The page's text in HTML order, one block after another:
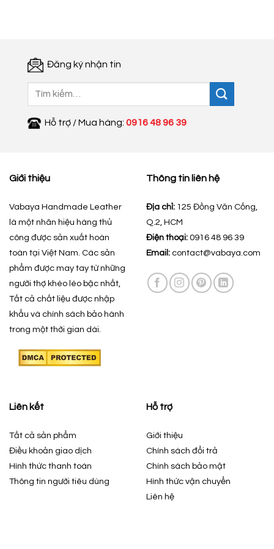
Đăng ký nhận tin
Tìm
Hỗ trợ / Mua hàng: 0916 48 96 39
Giới thiệu
Vabaya Handmade Leather
là một nhãn hiệu hàng thủ
công được sản xuất hoàn
toàn tại Việt Nam. Các sản
phẩm được may tay từ những
người thợ khéo léo bậc nhất,
Tất cả chất liệu được nhập
khẩu và chính sách bảo hành
trong một thời gian dài.
Thông tin liên hệ
Địa chỉ: 125 Đồng Văn Cống,
Q.2, HCM
Điện thoại: 0916 48 96 39
Email: contact@vabaya.com
Liên kết
Tất cả sản phẩm
Điều khoản giao dịch
Hình thức thanh toán
Thông tin người tiêu dùng
Hỗ trợ
Giới thiệu
Chính sách đổi trả
Chính sách bảo mật
Hình thức vận chuyển
Liên hệ